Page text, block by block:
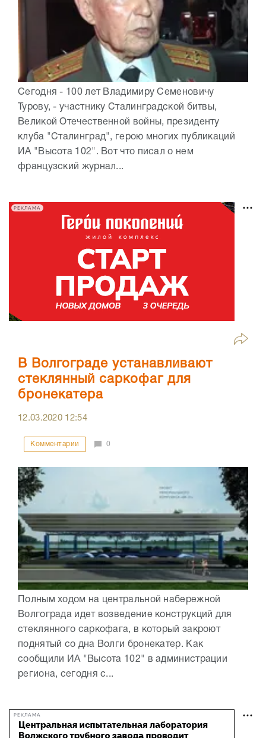
Сегодня - 100 лет Владимиру Семеновичу
Турову, - участнику Сталинградской битвы,
Великой Отечественной войны, президенту
клуба "Сталинград", герою многих публикаций
ИА "Высота 102". Вот что писал о нем
французский журнал...
РЕКЛАМА
В Волгограде устанавливают
стеклянный саркофаг для
бронекатера
12.03.2020 12:54
Комментарии 0
Полным ходом на центральной набережной
Волгограда идет возведение конструкций для
стеклянного саркофага, в который закроют
поднятый со дна Волги бронекатер. Как
сообщили ИА "Высота 102" в администрации
региона, сегодня с...
РЕКЛАМА